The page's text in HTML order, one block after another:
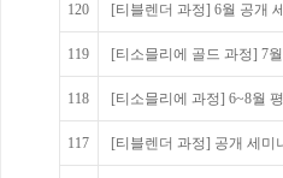
120 [티블렌더 과정] 6월 공개
119 [티소믈리에 골드 과정] 7
118 [티소믈리에 과정] 6~8월
117 [티블렌더 과정] 공개 세미